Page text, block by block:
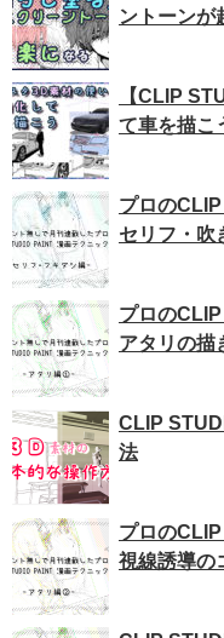
ントーンが
【CLIP
て車を描こ
プロの
セリフ・吹
プロの
アタリの描
CLIP
法
プロの
視線誘導の